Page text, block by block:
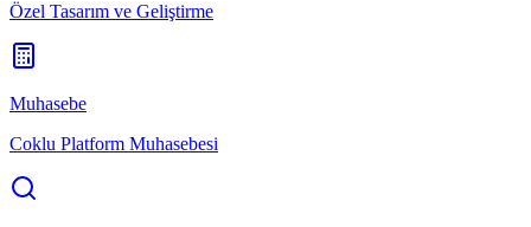
Özel Tasarım ve Geliştirme
Muhasebe
Coklu Platform Muhasebesi